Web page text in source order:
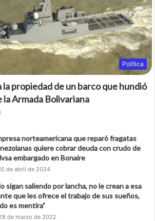
k
Política
propiedad de un barco que hundió
la Armada Bolivariana
norteamericana que reparó fragatas
quiere cobrar deuda con crudo de
embargado en Bonaire
de abril de 2024
sigan saliendo por lancha, no le crean a esa
que les ofrece el trabajo de sus sueños,
es mentira”
de marzo de 2022